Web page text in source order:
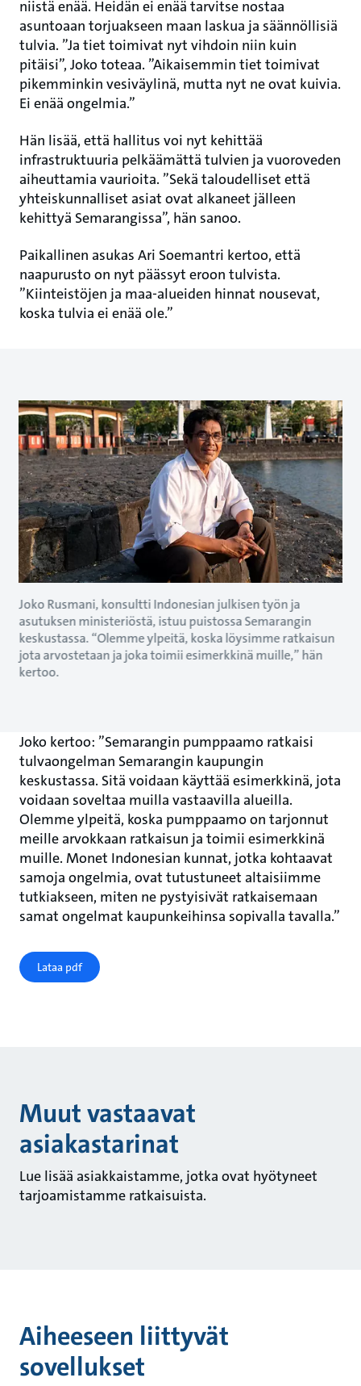
niistä enää. Heidän ei enää tarvitse nostaa
asuntoaan torjuakseen maan laskua ja säännöllisiä
tulvia. ”Ja tiet toimivat nyt vihdoin niin kuin
pitäisi”, Joko toteaa. ”Aikaisemmin tiet toimivat
pikemminkin vesiväylinä, mutta nyt ne ovat kuivia.
Ei enää ongelmia.”
Hän lisää, että hallitus voi nyt kehittää
infrastruktuuria pelkäämättä tulvien ja vuoroveden
aiheuttamia vaurioita. ”Sekä taloudelliset että
yhteiskunnalliset asiat ovat alkaneet jälleen
kehittyä Semarangissa”, hän sanoo.
Paikallinen asukas Ari Soemantri kertoo, että
naapurusto on nyt päässyt eroon tulvista.
”Kiinteistöjen ja maa-alueiden hinnat nousevat,
koska tulvia ei enää ole.”
Joko Rusmani, konsultti Indonesian julkisen työn ja
asutuksen ministeriöstä, istuu puistossa Semarangin
keskustassa. “Olemme ylpeitä, koska löysimme ratkaisun
jota arvostetaan ja joka toimii esimerkkinä muille,” hän
kertoo.
Joko kertoo: ”Semarangin pumppaamo ratkaisi
tulvaongelman Semarangin kaupungin
keskustassa. Sitä voidaan käyttää esimerkkinä, jota
voidaan soveltaa muilla vastaavilla alueilla.
Olemme ylpeitä, koska pumppaamo on tarjonnut
meille arvokkaan ratkaisun ja toimii esimerkkinä
muille. Monet Indonesian kunnat, jotka kohtaavat
samoja ongelmia, ovat tutustuneet altaisiimme
tutkiakseen, miten ne pystyisivät ratkaisemaan
samat ongelmat kaupunkeihinsa sopivalla tavalla.”
Lataa pdf
Muut vastaavat
asiakastarinat
Lue lisää asiakkaistamme, jotka ovat hyötyneet
tarjoamistamme ratkaisuista.
Aiheeseen liittyvät
sovellukset